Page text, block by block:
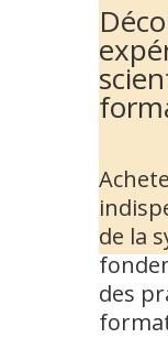
de la
des